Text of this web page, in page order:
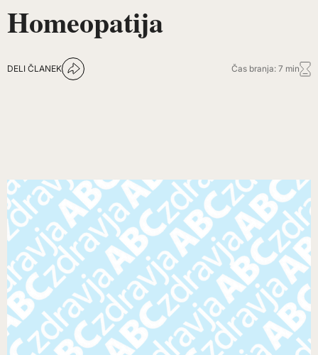
Homeopatija
DELI ČLANEK Čas branja: 7 min